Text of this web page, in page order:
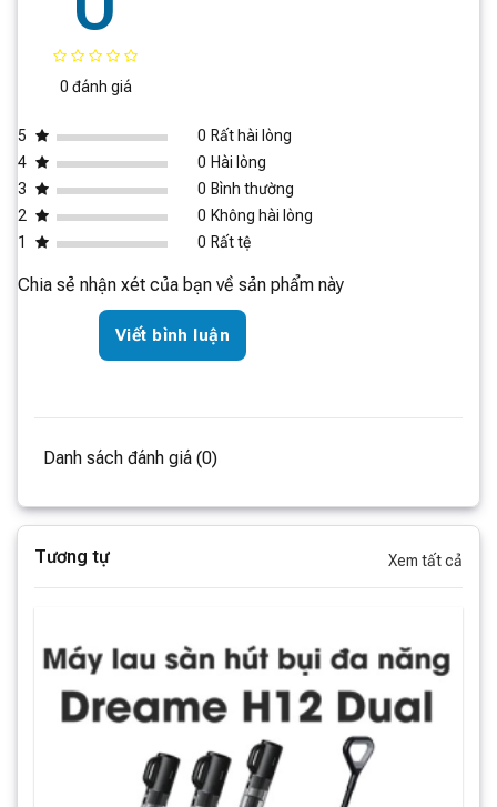
Tốc độ quay: 150.000 vòng/phút
Dung tích khoang chứa bụi: 0,6 lít
Trọng lượng: 1,65 kg
0 đánh giá
5 0 Rất hài lòng
4
0 Hài lòng
3
0 Bình thường
2
0 Không hài lòng
1
0 Rất tệ
Chia sẻ nhận xét của bạn về sản phẩm này
Viết bình luận
Danh sách đánh giá (0)
Tương tự Xem tất cả